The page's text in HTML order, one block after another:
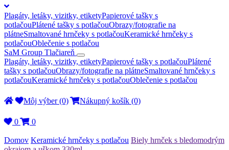
Plagáty, letáky, vizitky, etiketyPapierové tašky s
potlačouPlátené tašky s potlačouObrazy/fotografie na
plátneSmaltované hrnčeky s potlačouKeramické hrnčeky s
potlačouOblečenie s potlačou
SaM Group Tlačiareň
Plagáty, letáky, vizitky, etiketyPapierové tašky s potlačouPlátené
tašky s potlačouObrazy/fotografie na plátneSmaltované hrnčeky s
potlačouKeramické hrnčeky s potlačouOblečenie s potlačou
Môj výber (0) Nákupný košík (0)
0 0
Domov Keramické hrnčeky s potlačou Biely hrnček s bledomodrým